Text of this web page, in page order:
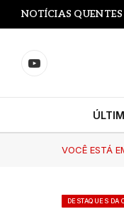
NOTÍCIAS QUENTES
YouTube
VOCÊ ESTÁ
DESTAQUES DA